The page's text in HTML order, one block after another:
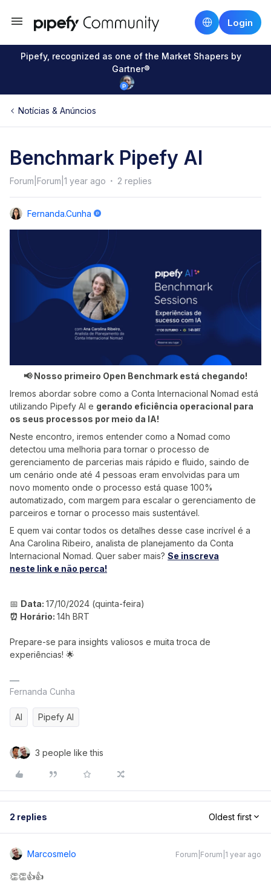
Login
Pipefy, recognized as one of the Market Shapers by
Gartner®
Notícias & Anúncios
Benchmark Pipefy AI
Forum|Forum|1 year ago 2 replies
Fernanda.cunha
📢 Nosso primeiro Open Benchmark está chegando!
Iremos abordar sobre como a Conta Internacional Nomad está
utilizando Pipefy AI e gerando eficiência operacional para
os seus processos por meio da IA!
Neste encontro, iremos entender como a Nomad como
detectou uma melhoria para tornar o processo de
gerenciamento de parcerias mais rápido e fluido, saindo de
um cenário onde até 4 pessoas eram envolvidas para um
novo momento onde o processo está quase 100%
automatizado, com margem para escalar o gerenciamento de
parceiros e tornar o processo mais sustentável.
E quem vai contar todos os detalhes desse case incrível é a
Ana Carolina Ribeiro, analista de planejamento da Conta
Internacional Nomad. Quer saber mais? Se inscreva
neste link e não perca!
📅 Data: 17/10/2024 (quinta-feira)
⏰ Horário: 14h BRT
Prepare-se para insights valiosos e muita troca de
experiências! 🌟
Fernanda Cunha
AI Pipefy AI
3 people like this
2 replies Oldest first
Marcosmelo Forum|Forum|1 year ago
👏👏👍👍